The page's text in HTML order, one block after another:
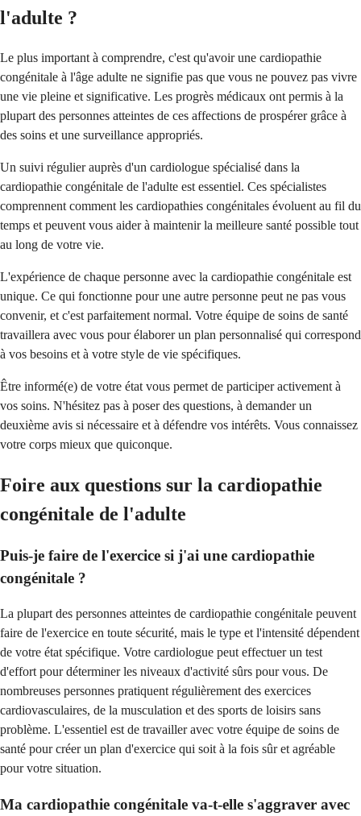
l'adulte ?
Le plus important à comprendre, c'est qu'avoir une cardiopathie
congénitale à l'âge adulte ne signifie pas que vous ne pouvez pas vivre
une vie pleine et significative. Les progrès médicaux ont permis à la
plupart des personnes atteintes de ces affections de prospérer grâce à
des soins et une surveillance appropriés.
Un suivi régulier auprès d'un cardiologue spécialisé dans la
cardiopathie congénitale de l'adulte est essentiel. Ces spécialistes
comprennent comment les cardiopathies congénitales évoluent au fil du
temps et peuvent vous aider à maintenir la meilleure santé possible tout
au long de votre vie.
L'expérience de chaque personne avec la cardiopathie congénitale est
unique. Ce qui fonctionne pour une autre personne peut ne pas vous
convenir, et c'est parfaitement normal. Votre équipe de soins de santé
travaillera avec vous pour élaborer un plan personnalisé qui correspond
à vos besoins et à votre style de vie spécifiques.
Être informé(e) de votre état vous permet de participer activement à
vos soins. N'hésitez pas à poser des questions, à demander un
deuxième avis si nécessaire et à défendre vos intérêts. Vous connaissez
votre corps mieux que quiconque.
Foire aux questions sur la cardiopathie
congénitale de l'adulte
Puis-je faire de l'exercice si j'ai une cardiopathie
congénitale ?
La plupart des personnes atteintes de cardiopathie congénitale peuvent
faire de l'exercice en toute sécurité, mais le type et l'intensité dépendent
de votre état spécifique. Votre cardiologue peut effectuer un test
d'effort pour déterminer les niveaux d'activité sûrs pour vous. De
nombreuses personnes pratiquent régulièrement des exercices
cardiovasculaires, de la musculation et des sports de loisirs sans
problème. L'essentiel est de travailler avec votre équipe de soins de
santé pour créer un plan d'exercice qui soit à la fois sûr et agréable
pour votre situation.
Ma cardiopathie congénitale va-t-elle s'aggraver avec